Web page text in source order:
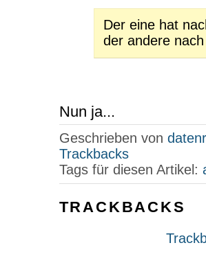
Der eine hat
der andere
Nun ja...
Geschrieben von
Trackbacks
Tags für diesen Artikel:
TRACKBACKS